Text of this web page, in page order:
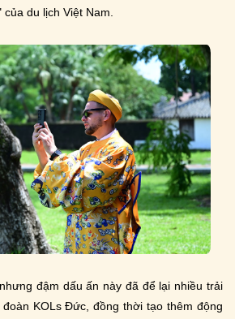
du lịch Việt Nam.
đậm dấu ấn này đã để lại nhiều trải
KOLs Đức, đồng thời tạo thêm động